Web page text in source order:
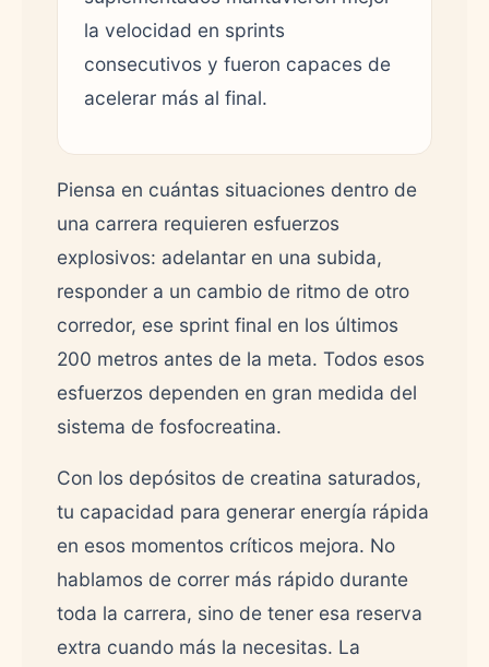
la velocidad en sprints
consecutivos y fueron capaces de
acelerar más al final.
Piensa en cuántas situaciones dentro de
una carrera requieren esfuerzos
explosivos: adelantar en una subida,
responder a un cambio de ritmo de otro
corredor, ese sprint final en los últimos
200 metros antes de la meta. Todos esos
esfuerzos dependen en gran medida del
sistema de fosfocreatina.
Con los depósitos de creatina saturados,
tu capacidad para generar energía rápida
en esos momentos críticos mejora. No
hablamos de correr más rápido durante
toda la carrera, sino de tener esa reserva
extra cuando más la necesitas. La